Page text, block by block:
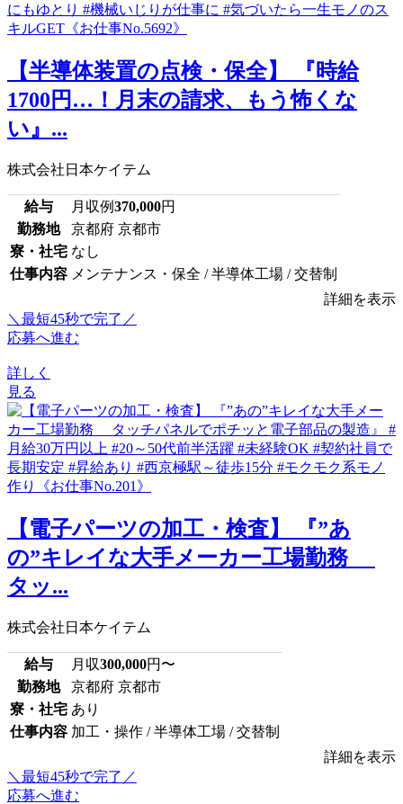
【半導体装置の点検・保全】 『時給
1700円…！月末の請求、もう怖くな
い』...
株式会社日本ケイテム
給与 月収例370,000円
勤務地
京都府 京都市
寮・社宅 なし
仕事内容 メンテナンス・保全 / 半導体工場 / 交替制
詳細を表示
＼最短45秒で完了／
応募へ進む
詳しく
見る
【電子パーツの加工・検査】 『”あ
の”キレイな大手メーカー工場勤務
タッ...
株式会社日本ケイテム
給与 月収300,000円〜
勤務地
京都府 京都市
寮・社宅 あり
仕事内容 加工・操作 / 半導体工場 / 交替制
詳細を表示
＼最短45秒で完了／
応募へ進む